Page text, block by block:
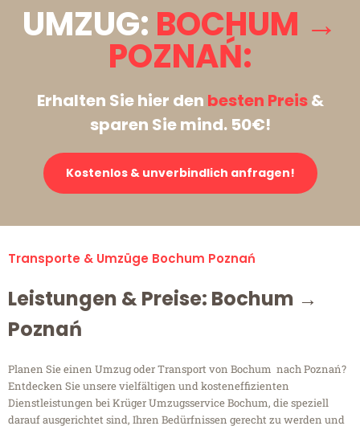
UMZUG: BOCHUM →
POZNAŃ:
Erhalten Sie hier den besten Preis&
sparen Sie mind. 50€!
Kostenlos & unverbindlich anfragen!
Transporte & Umzüge Bochum Poznań
Leistungen & Preise: Bochum →
Poznań
Planen Sie einen Umzug oder Transport von Bochum nach Poznań?
Entdecken Sie unsere vielfältigen und kosteneffizienten
Dienstleistungen bei Krüger Umzugsservice Bochum, die speziell
darauf ausgerichtet sind, Ihren Bedürfnissen gerecht zu werden und